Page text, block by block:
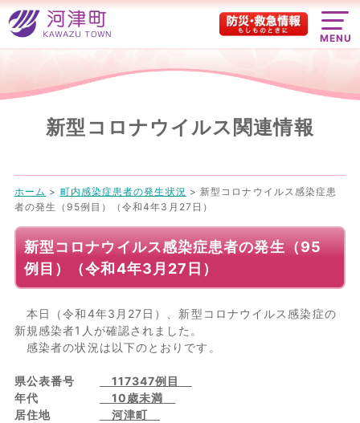
MENU
新型コロナウイルス関連情報
ホーム > 町内感染症患者の発生状況 > 新型コロナウイルス感染症患
者の発生（95例目）（令和4年3月27日）
新型コロナウイルス感染症患者の発生（95
例目）（令和4年3月27日）
本日（令和4年3月27日）、新型コロナウイルス感染症の
新規感染者1人が確認されました。
感染者の状況は以下のとおりです。
県公表番号 117347例目
年代
10歳未満
居住地
河津町